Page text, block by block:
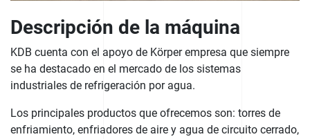
Descripción de la máquina
KDB cuenta con el apoyo de Körper empresa que siempre
se ha destacado en el mercado de los sistemas
industriales de refrigeración por agua.
Los principales productos que ofrecemos son: torres de
enfriamiento, enfriadores de aire y agua de circuito cerrado,